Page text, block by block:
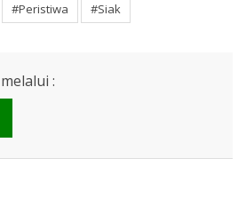
#Peristiwa #Siak
: